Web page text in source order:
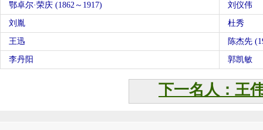
鄂卓尔·荣庆 (1862～1917) 刘仪伟
刘胤 杜秀
王迅 陈杰先
李丹阳 郭凯敏
下一名人：王